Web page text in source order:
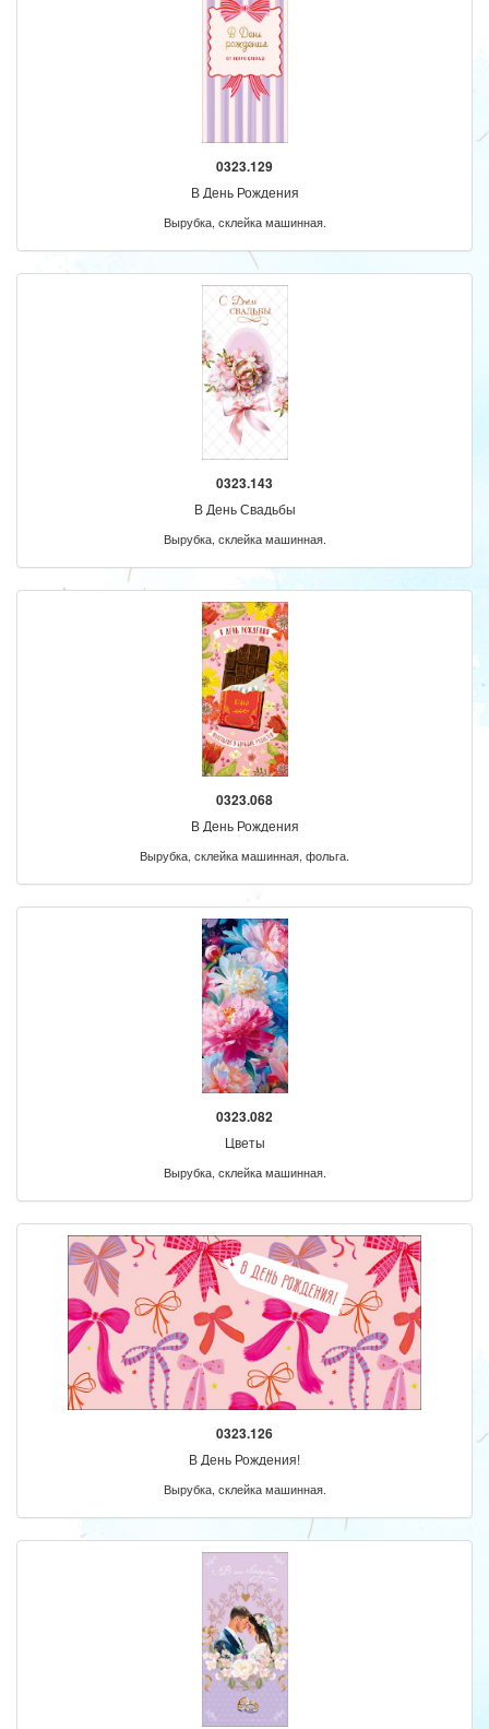
0323.129
В День Рождения
Вырубка, склейка машинная.
0323.143
В День Свадьбы
Вырубка, склейка машинная.
0323.068
В День Рождения
Вырубка, склейка машинная, фольга.
0323.082
Цветы
Вырубка, склейка машинная.
0323.126
В День Рождения!
Вырубка, склейка машинная.